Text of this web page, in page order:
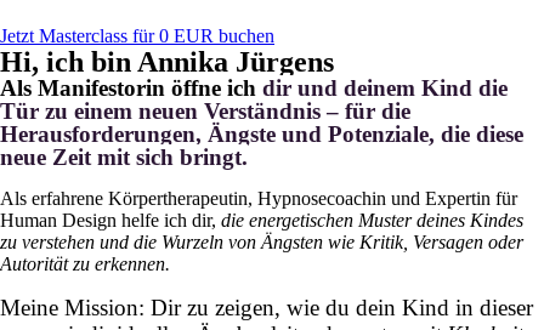
Jetzt Masterclass für 0 EUR buchen
Hi, ich bin Annika Jürgens
Als Manifestorin öffne ich dir und deinem Kind die
Tür zu einem neuen Verständnis – für die
Herausforderungen, Ängste und Potenziale, die diese
neue Zeit mit sich bringt.
Als erfahrene Körpertherapeutin, Hypnosecoachin und Expertin für
Human Design helfe ich dir, die energetischen Muster deines Kindes
zu verstehen und die Wurzeln von Ängsten wie Kritik, Versagen oder
Autorität zu erkennen.
Meine Mission: Dir zu zeigen, wie du dein Kind in dieser